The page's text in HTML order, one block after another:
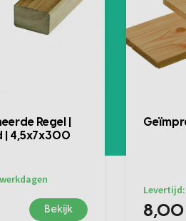
Regel |
| 4,5x7x300
Bekijk
Levertijd:
8,00